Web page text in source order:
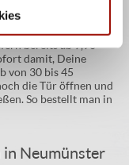
in der
Salami mit PayPal,
bereits ab 9,90
damit, Deine
von 30 bis 45
die Tür öffnen und
So bestellt man in
in Neumünster